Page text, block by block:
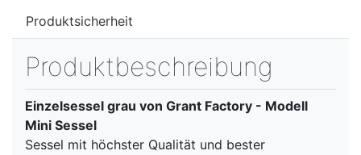
Produktsicherheit
Produktbeschreibung
Einzelsessel grau von Grant Factory - Modell
Mini Sessel
Sessel mit höchster Qualität und bester